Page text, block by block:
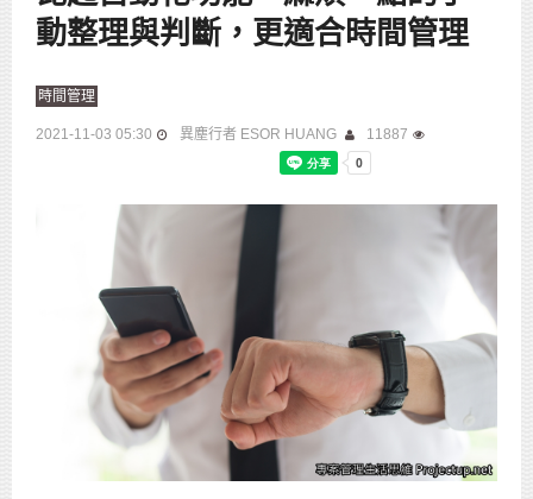
動整理與判斷，更適合時間管理
時間管理
2021-11-03 05:30 異塵行者 ESOR HUANG 11887